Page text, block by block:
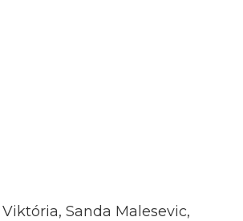
Sanda Malesevic,